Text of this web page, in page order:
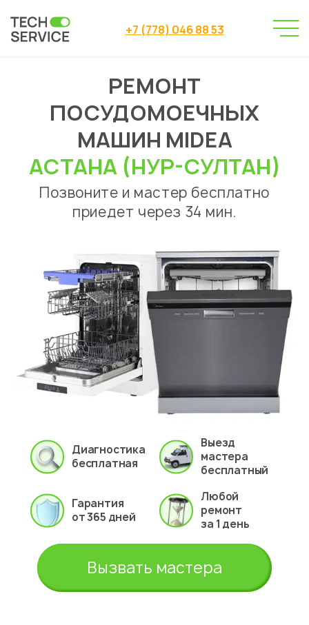
+7 (778) 046 88 53
Сервисный центр
Сервисный центр Астана
Ремонт посудомоечных машин
→ Midea
РЕМОНТ
ПОСУДОМОЕЧНЫХ
МАШИН MIDEA
АСТАНА (НУР-СУЛТАН)
Позвоните и мастер бесплатно
приедет через 34 мин.
Диагностика
бесплатная
Выезд
мастера
бесплатный
Гарантия
от 365 дней
Любой
ремонт
за 1 день
Вызвать мастера